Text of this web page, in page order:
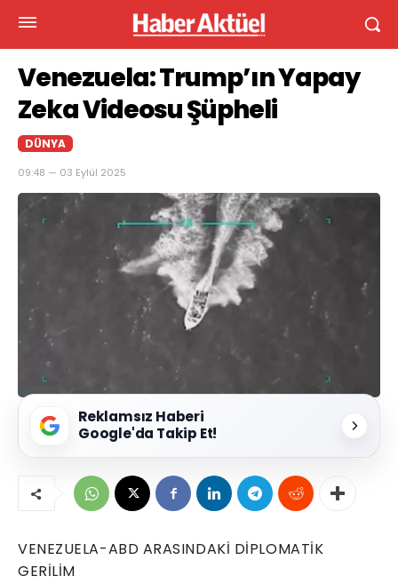
Venezuela: Trump’ın Yapay
Zeka Videosu Şüpheli
DÜNYA
09:48 — 03 Eylül 2025
Reklamsız Haberi
Google'da Takip Et!
VENEZUELA-ABD ARASINDAKİ DİPLOMATİK
GERİLİM